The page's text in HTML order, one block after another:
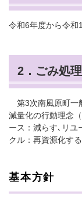
令和6年度から令和
2．ごみ処
第3次南風原町一
減量化の行動理念
ース：減らす､リユ
クル：再資源化す
基本方針